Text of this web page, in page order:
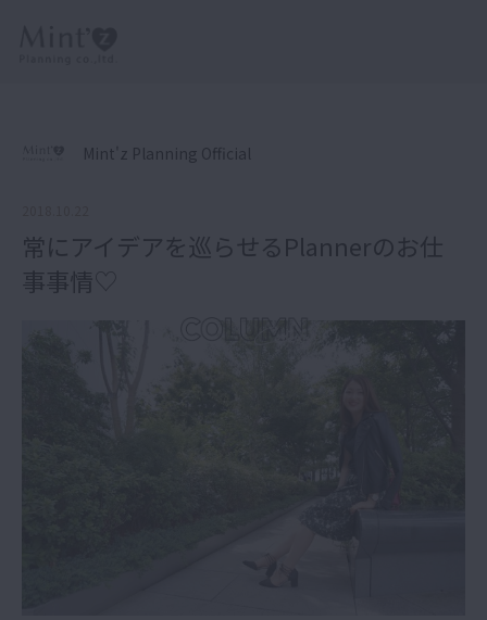
Mint'z Planning Official
常にアイデアを巡らせるPlannerのお仕
事事情♡